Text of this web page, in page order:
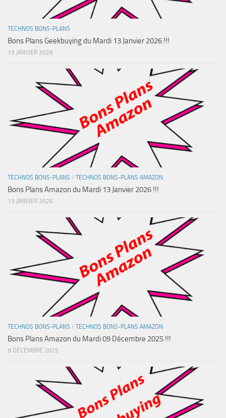
TECHNOS BONS-PLANS
Bons Plans Geekbuying du Mardi 13 Janvier 2026 !!!
13 JANVIER 2026
TECHNOS BONS-PLANS / TECHNOS BONS-PLANS AMAZON
Bons Plans Amazon du Mardi 13 Janvier 2026 !!!
13 JANVIER 2026
TECHNOS BONS-PLANS / TECHNOS BONS-PLANS AMAZON
Bons Plans Amazon du Mardi 09 Décembre 2025 !!!
9 DÉCEMBRE 2025